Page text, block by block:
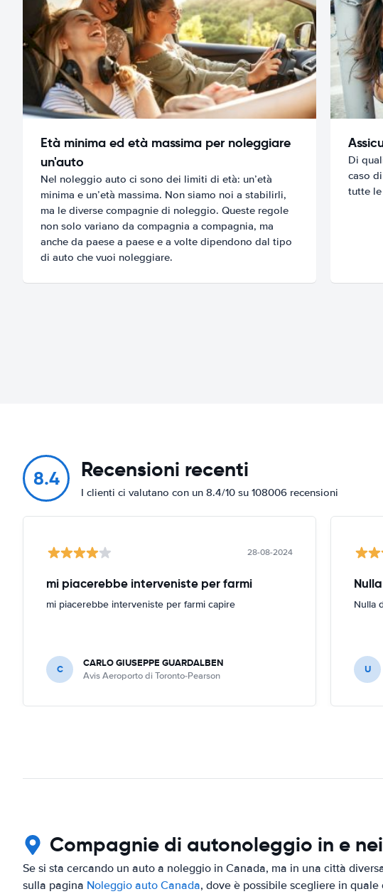
Età minima ed età massima per noleggiare
un'auto
Nel noleggio auto ci sono dei limiti di età: un’età
minima e un’età massima. Non siamo noi a stabilirli,
ma le diverse compagnie di noleggio. Queste regole
non solo variano da compagnia a compagnia, ma
anche da paese a paese e a volte dipendono dal tipo
di auto che vuoi noleggiare.
Di
caso
tutte
8.4 Recensioni recenti
I clienti ci valutano con un 8.4/10 su 108006 recensioni
28-08-2024
mi piacerebbe interveniste per farmi
mi piacerebbe interveniste per farmi capire
C CARLO GIUSEPPE GUARDALBEN
Avis Aeroporto di Toronto-Pearson
Nulla
U
Compagnie di autonoleggio in e
Se si sta cercando un auto a noleggio in Canada, ma in una città
sulla pagina Noleggio auto Canada, dove è possibile scegliere in